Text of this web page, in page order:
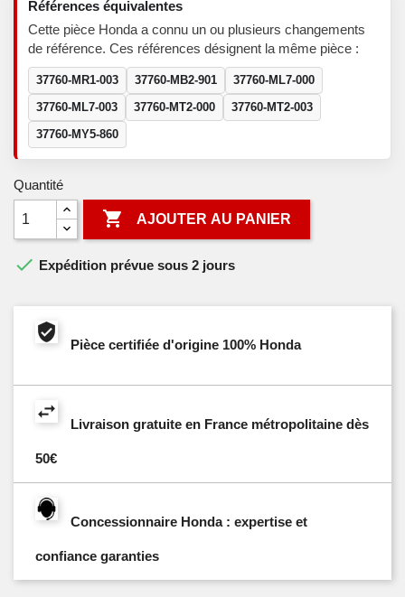
Références équivalentes
Cette pièce Honda a connu un ou plusieurs changements
de référence. Ces références désignent la même pièce :
37760-MR1-003 37760-MB2-901
37760-ML7-000
37760-ML7-003
37760-MT2-000
37760-MT2-003
37760-MY5-860
Quantité
 AJOUTER AU PANIER
 Expédition prévue sous 2 jours
Pièce certifiée d'origine 100% Honda
Livraison gratuite en France métropolitaine dès
50€
Concessionnaire Honda : expertise et
confiance garanties